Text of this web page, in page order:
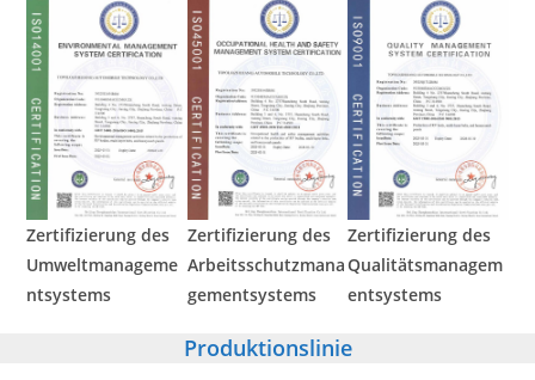
Zertifizierung des
Umweltmanageme
ntsystems
Zertifizierung des
Arbeitsschutzmana
gementsystems
Zertifizierung des
Qualitätsmanagem
entsystems
Produktionslinie